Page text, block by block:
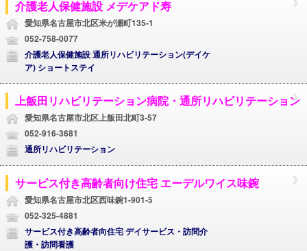
介護老人保健施設 メデケアド寿
愛知県名古屋市北区米が瀬町135-1
052-758-0077
介護老人保健施設 通所リハビリテーション(デイケ
ア) ショートステイ
上飯田リハビリテーション病院・通所リハビリテーション
愛知県名古屋市北区上飯田北町3-57
052-916-3681
通所リハビリテーション
サービス付き高齢者向け住宅 エーデルワイス味鋺
愛知県名古屋市北区西味鋺1-901-5
052-325-4881
サービス付き高齢者向住宅 デイサービス・訪問介
護・訪問看護